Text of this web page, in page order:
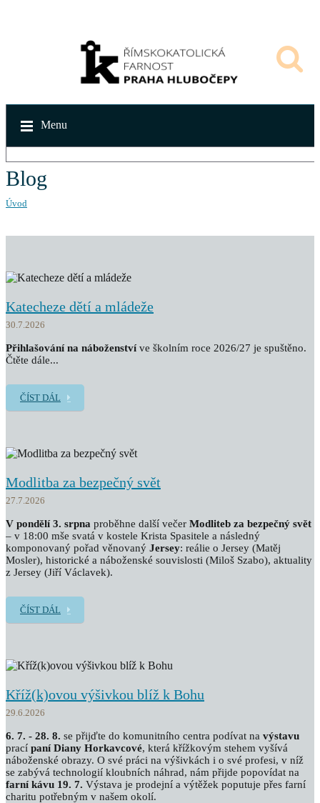
Menu
Blog
Úvod
Katecheze dětí a mládeže
30.7.2026
Přihlašování na náboženstvíve školním roce 2026/27 je spuštěno.
Čtěte dále...
ČÍST DÁL
Modlitba za bezpečný svět
27.7.2026
V pondělí 3. srpna proběhne další večer Modliteb za bezpečný svět
– v 18:00 mše svatá v kostele Krista Spasitele a následný
komponovaný pořad věnovaný Jersey: reálie o Jersey (Matěj
Mosler), historické a náboženské souvislosti (Miloš Szabo), aktuality
z Jersey (Jiří Václavek).
ČÍST DÁL
Kříž(k)ovou výšivkou blíž k Bohu
29.6.2026
6. 7. - 28. 8. se přijďte do komunitního centra podívat na výstavu
prací paní Diany Horkavcové, která křížkovým stehem vyšívá
náboženské obrazy. O své práci na výšivkách i o své profesi, v níž
se zabývá technologií kloubních náhrad, nám přijde popovídat na
farní kávu 19. 7. Výstava je prodejní a výtěžek poputuje přes farní
charitu potřebným v našem okolí.